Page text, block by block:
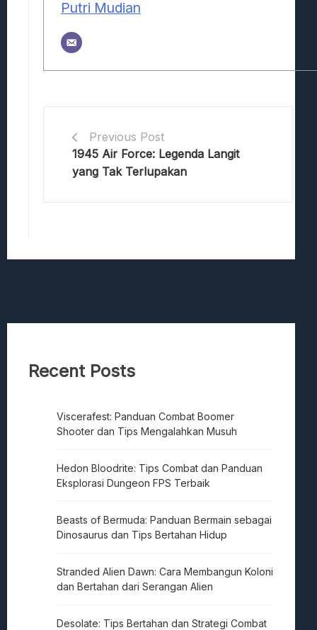
Putri Mudian
Previous Post
1945 Air Force: Legenda Langit
yang Tak Terlupakan
Recent Posts
Viscerafest: Panduan Combat Boomer
Shooter dan Tips Mengalahkan Musuh
Hedon Bloodrite: Tips Combat dan Panduan
Eksplorasi Dungeon FPS Terbaik
Beasts of Bermuda: Panduan Bermain sebagai
Dinosaurus dan Tips Bertahan Hidup
Stranded Alien Dawn: Cara Membangun Koloni
dan Bertahan dari Serangan Alien
Desolate: Tips Bertahan dan Strategi Combat